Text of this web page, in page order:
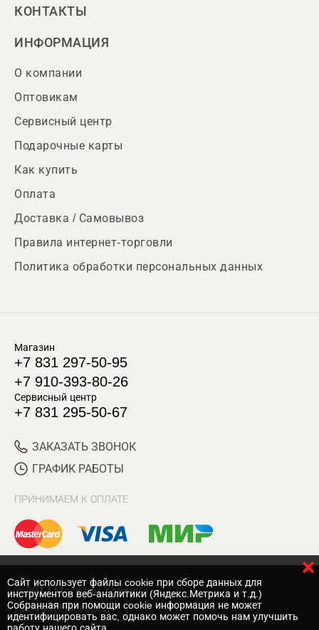
КОНТАКТЫ
ИНФОРМАЦИЯ
О компании
Оптовикам
Сервисный центр
Подарочные карты
Как купить
Оплата
Доставка / Самовывоз
Правила интернет-торговли
Политика обработки персональных данных
Магазин
+7 831 297-50-95
+7 910-393-80-26
Сервисный центр
+7 831 295-50-67
ЗАКАЗАТЬ ЗВОНОК
ГРАФИК РАБОТЫ
ПРИНИМАЕМ К ОПЛАТЕ
© 2017 Магазин Хозяин
Нижний Новгород
Cайт использует файлы cookie при сборе данных для
инструментов веб-аналитики (Яндекс.Метрика и т.д.)
Собранная при помощи cookie информация не может
идентифицировать вас, однако может помочь нам улучшить